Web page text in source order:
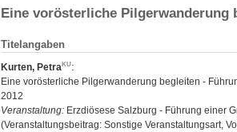
Eine vorösterliche
Titelangaben
Kurten, Petra
:
Eine vorösterliche Pilgerwanderung begleiten -
2012
Veranstaltung: Erzdiösese Salzburg - Führung einer
(Veranstaltungsbeitrag: Sonstige Veranstaltungsart,